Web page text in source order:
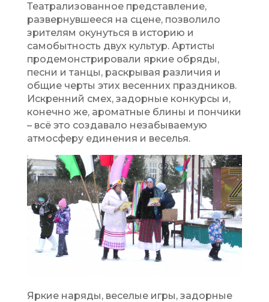
Театрализованное представление,
развернувшееся на сцене, позволило
зрителям окунуться в историю и
самобытность двух культур. Артисты
продемонстрировали яркие обряды,
песни и танцы, раскрывая различия и
общие черты этих весенних праздников.
Искренний смех, задорные конкурсы и,
конечно же, ароматные блины и пончики
– всё это создавало незабываемую
атмосферу единения и веселья.
Яркие наряды, веселые игры, задорные